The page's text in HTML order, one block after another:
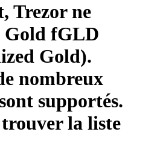
Trezor ne
Gold fGLD
Gold).
nombreux
supportés.
la liste